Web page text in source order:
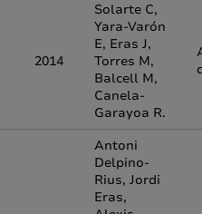
2014
Solarte C,
Yara-Varón
E, Eras J,
Torres M,
Balcell M,
Canela-
Garayoa R.
Antoni
Delpino-
Rius, Jordi
Eras,